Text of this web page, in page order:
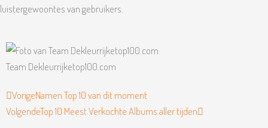
luistergewoontes van gebruikers.
Team Dekleurrijketop100.com
Vorige
VorigeNamen Top 10 van dit moment
VolgendeTop 10 Meest Verkochte Albums aller tijden